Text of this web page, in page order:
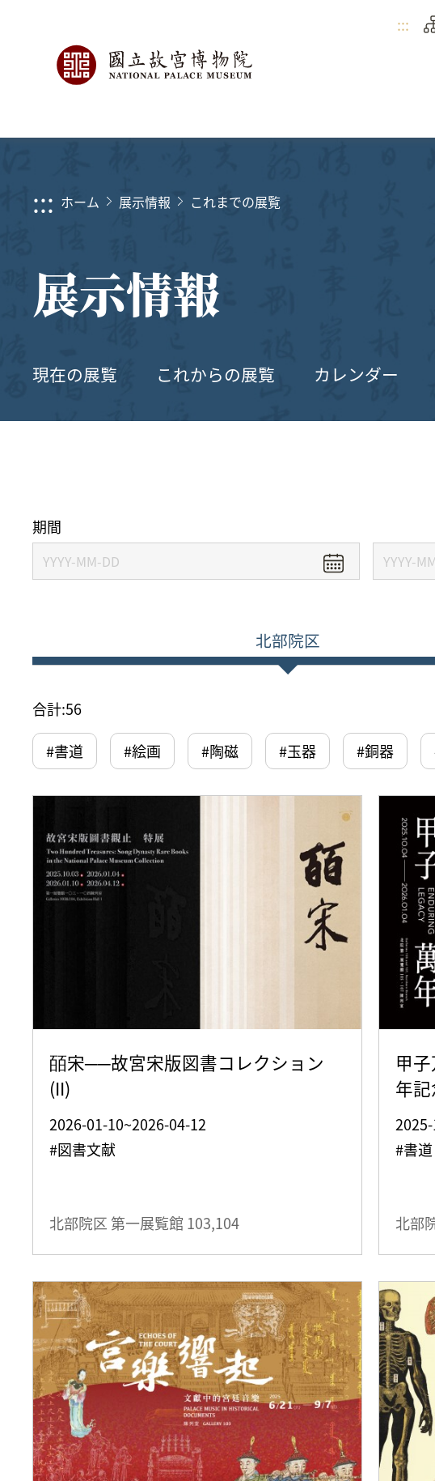
:::
::: ホーム 展示情報 これまでの展覧
展示情報
現在の展覧 これからの展覧 カレンダー
期間
北部院区
合計:56
#書道
#絵画 #陶磁 #玉器 #銅器
皕宋──故宮宋版図書コレクション
(II)
2026-01-10~2026-04-12
#図書文献
北部院区 第一展覧館 103,104
甲
年
#書
北部